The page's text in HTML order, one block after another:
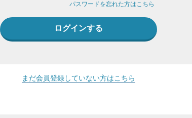
パスワードを忘れた方はこちら
まだ会員登録していない方はこちら